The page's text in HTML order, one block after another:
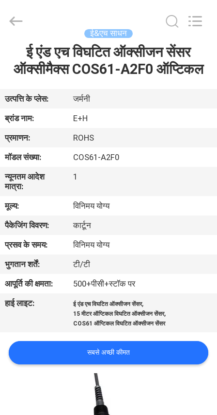
हमारे
बारे
फैक्टरी
गुणवत्ता
नियंत्रण
हमसे
संपर्क
करें
समाचार
ई&एच साधन
ई एंड एच विघटित ऑक्सीजन सेंसर
ऑक्सीमैक्स COS61-A2F0 ऑप्टिकल
उत्पत्ति के प्लेस:
जर्मनी
ब्रांड नाम:
E+H
प्रमाणन:
ROHS
मॉडल संख्या:
COS61-A2F0
न्यूनतम आदेश
मात्रा:
1
मूल्य:
विनिमय योग्य
पैकेजिंग विवरण:
कार्टून
प्रसव के समय:
विनिमय योग्य
भुगतान शर्तें:
टी/टी
आपूर्ति की क्षमता:
500+पीसी+स्टॉक पर
हाई लाइट:
ई एंड एच विघटित ऑक्सीजन सेंसर,
15 मीटर ऑप्टिकल विघटित ऑक्सीजन सेंसर,
COS61 ऑप्टिकल विघटित ऑक्सीजन सेंसर
सबसे अच्छी कीमत